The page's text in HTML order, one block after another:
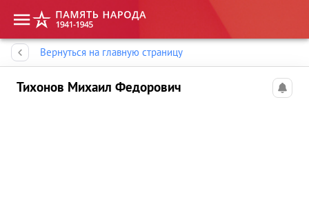
Вернуться на главную страницу
Тихонов Михаил Федорович
Память народа